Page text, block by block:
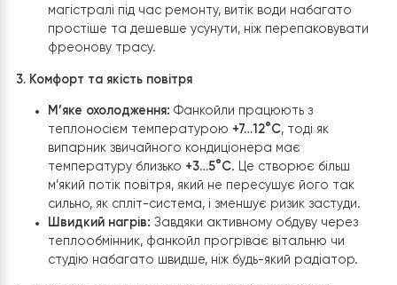
інтер’єр другого поверху, ставши майже непомітним,
ефективним елементом системи клімат-контролю.
Переваги системи “тепловий
+ фанкойл” на відміну від
кондиціонерів
Використання системи «тепловий насос + фанкойли»
замість звичайних спліт-систем (кондиціонерів) має
стратегічних переваг, особливо в контексті
енергоефективності та комфорту сучасного будинку.